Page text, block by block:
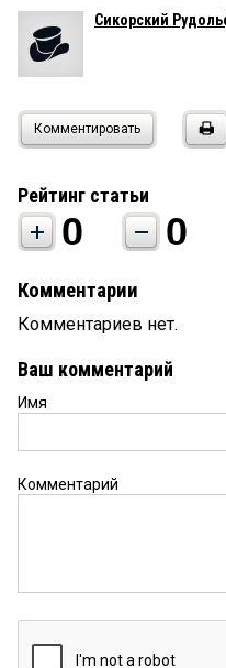
Сикорский
Комментировать
Рейтинг статьи
0 0
Комментарии
Комментариев нет.
Ваш комментарий
Имя
Комментарий